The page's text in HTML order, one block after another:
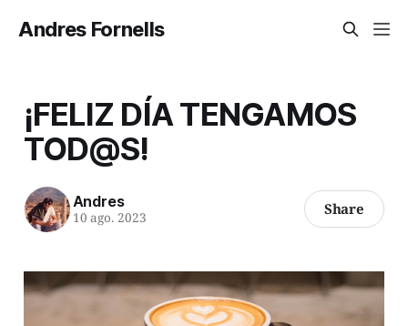
Andres Fornells
¡FELIZ DÍA TENGAMOS
TOD@S!
Andres
10 ago. 2023 Share